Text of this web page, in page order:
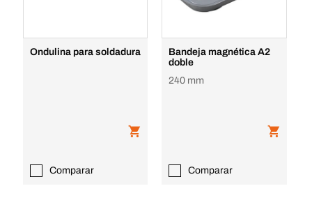
Ondulina para soldadura
Comparar
Bandeja magnética A2
doble
240 mm
Comparar